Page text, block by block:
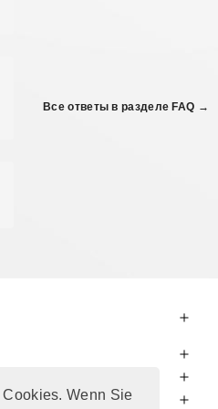
Wenn Sie
Все ответы в разделе FAQ →